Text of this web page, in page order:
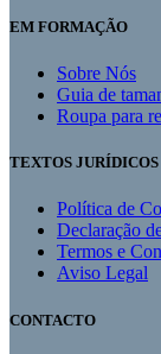
EM FORMAÇÃO
Sobre Nós
Guia de
Roupa para
TEXTOS JURÍDICOS
Política de
Declaração
Termos e
Aviso Legal
CONTACTO